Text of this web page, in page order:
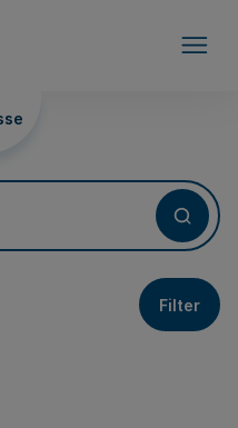
Filter